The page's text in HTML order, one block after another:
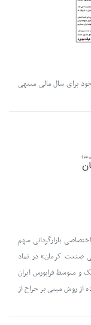
برای سال مالی منتهی
بازارگردانی سهم
صنعت کرمان» در نماد
کوچک و متوسط فرابورس ایران
از روش مبتی بر حراج از